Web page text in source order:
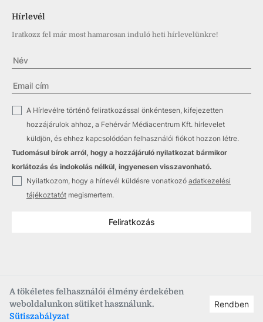
A tökéletes felhasználói élmény érdekében
weboldalunkon sütiket használunk.
Sütiszabályzat
Rendben
Hírlevél
Iratkozz fel már most hamarosan induló heti hírlevelünkre!
✓
A Hírlevélre történő feliratkozással önkéntesen, kifejezetten
hozzájárulok ahhoz, a Fehérvár Médiacentrum Kft. hírlevelet
küldjön, és ehhez kapcsolódóan felhasználói fiókot hozzon létre.
Tudomásul bírok arról, hogy a hozzájáruló nyilatkozat bármikor
korlátozás és indokolás nélkül, ingyenesen visszavonható.
✓ Nyilatkozom, hogy a hírlevél küldésre vonatkozó adatkezelési
tájékoztatót megismertem.
Feliratkozás
Copyright © 2021–2026 Fehérvár Médiacentrum, fmc.hu